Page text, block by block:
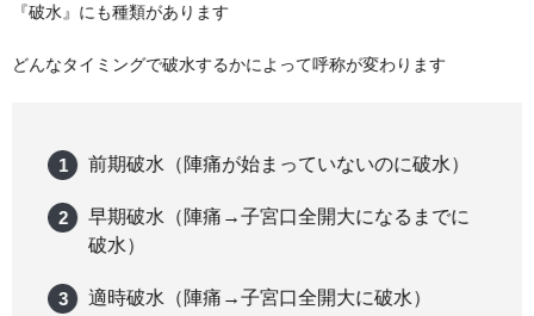
『破水』にも種類があります
どんなタイミングで破水するかによって呼称が変わります
前期破水（陣痛が始まっていないのに破水）
早期破水（陣痛→子宮口全開大になるまでに
破水）
適時破水（陣痛→子宮口全開大に破水）